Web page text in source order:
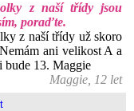
z naší třídy jsou
poraďte.
z naší třídy už skoro
ani velikost A a
bude 13. Maggie
Maggie, 12 let